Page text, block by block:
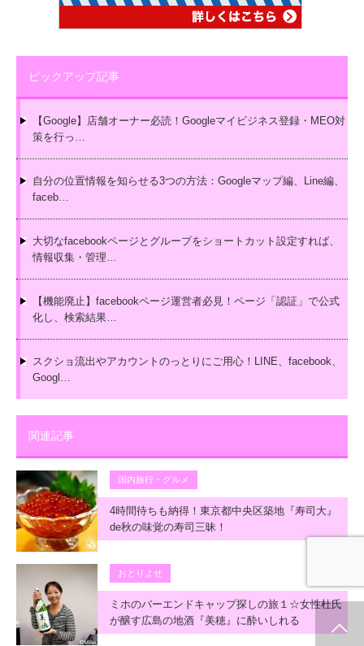
ピックアップ記事
【Google】店舗オーナー必読！Googleマイビジネス登録・MEO対
策を行っ…
自分の位置情報を知らせる3つの方法：Googleマップ編、Line編、
faceb…
大切なfacebookページとグループをショートカット設定すれば、
情報収集・管理…
【機能廃止】facebookページ運営者必見！ページ「認証」で公式
化し、検索結果…
スクショ流出やアカウントのっとりにご用心！LINE、facebook、
Googl…
関連記事
国内旅行・グルメ
4時間待ちも納得！東京都中央区築地『寿司大』
de秋の味覚の寿司三昧！
おとりよせ
ミホのバーエンドキャップ探しの旅１☆女性杜氏
が醸す広島の地酒『美穂』に酔いしれる
ホーム 新着情報 シェア お問合せ